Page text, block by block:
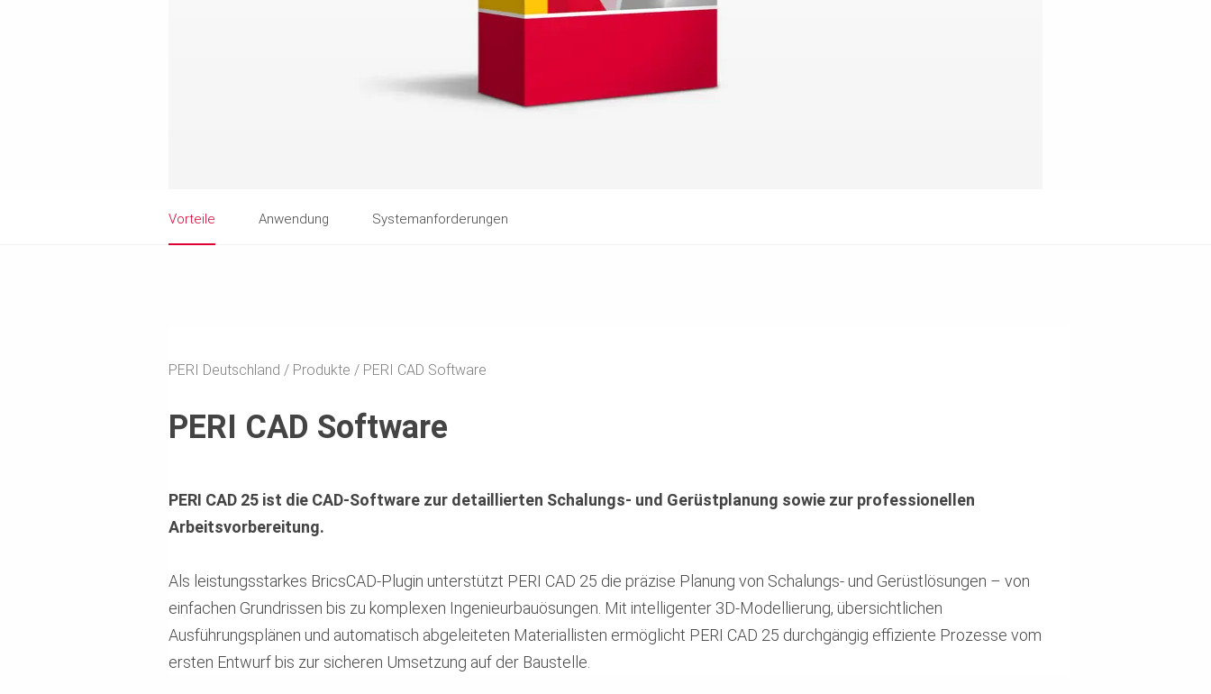
Vorteile Anwendung Systemanforderungen
PERI Deutschland Produkte PERI CAD Software
PERI CAD Software
PERI CAD 25 ist die CAD‑Software zur detaillierten Schalungs- und Gerüstplanung sowie zur professionellen
Arbeitsvorbereitung.
Als leistungsstarkes BricsCAD‑Plugin unterstützt PERI CAD 25 die präzise Planung von Schalungs- und Gerüstlösungen – von
einfachen Grundrissen bis zu komplexen Ingenieurbauösungen. Mit intelligenter 3D‑Modellierung, übersichtlichen
Ausführungsplänen und automatisch abgeleiteten Materiallisten ermöglicht PERI CAD 25 durchgängig effiziente Prozesse vom
ersten Entwurf bis zur sicheren Umsetzung auf der Baustelle.